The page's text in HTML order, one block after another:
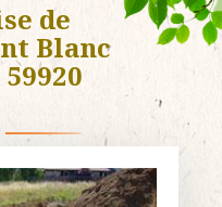
de
Blanc